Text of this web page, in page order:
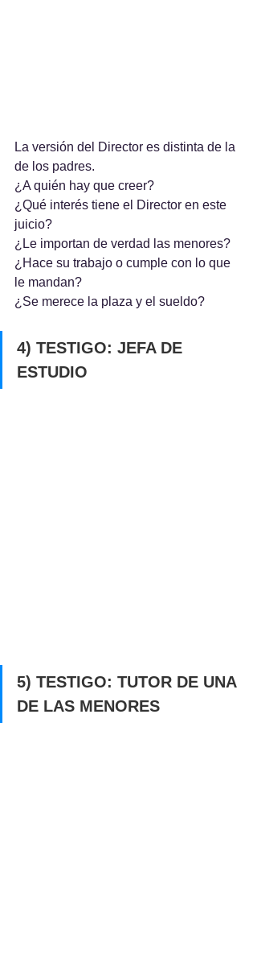
La versión del Director es distinta de la
de los padres.
¿A quién hay que creer?
¿Qué interés tiene el Director en este
juicio?
¿Le importan de verdad las menores?
¿Hace su trabajo o cumple con lo que
le mandan?
¿Se merece la plaza y el sueldo?
4) TESTIGO: JEFA DE
ESTUDIO
5) TESTIGO: TUTOR DE UNA
DE LAS MENORES